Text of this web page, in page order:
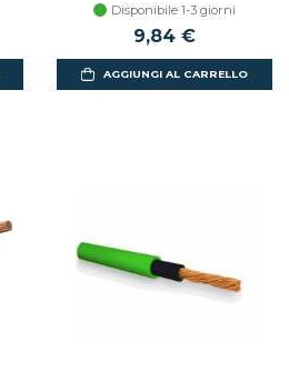
Disponibile 1-3 giorni
9,84 €
AGGIUNGI AL CARRELLO